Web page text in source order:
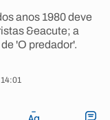
anos 1980 deve
&eacute; a
'O predador'.